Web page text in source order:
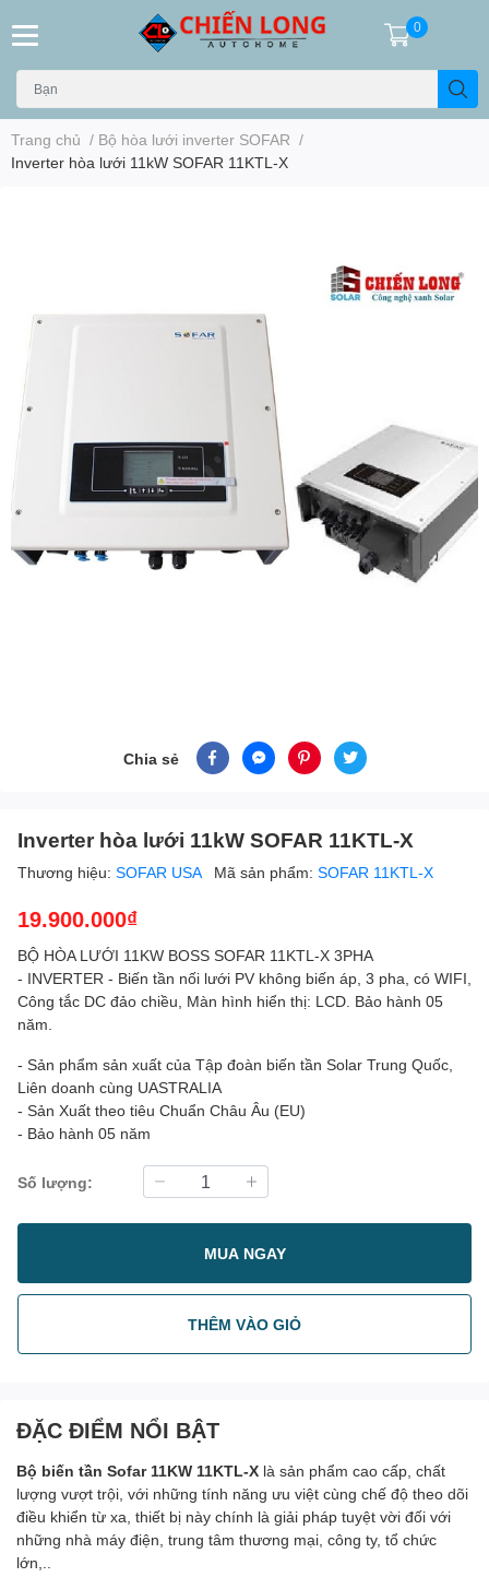
0
Trang chủ / Bộ hòa lưới inverter SOFAR /
Inverter hòa lưới 11kW SOFAR 11KTL-X
Chia sẻ
Inverter hòa lưới 11kW SOFAR 11KTL-X
Thương hiệu: SOFAR USA Mã sản phẩm: SOFAR 11KTL-X
19.900.000₫
BỘ HÒA LƯỚI 11KW BOSS SOFAR 11KTL-X 3PHA
- INVERTER - Biến tần nối lưới PV không biến áp, 3 pha, có WIFI,
Công tắc DC đảo chiều, Màn hình hiển thị: LCD. Bảo hành 05
năm.
- Sản phẩm sản xuất của Tập đoàn biến tần Solar Trung Quốc,
Liên doanh cùng UASTRALIA
- Sản Xuất theo tiêu Chuẩn Châu Âu (EU)
- Bảo hành 05 năm
Số lượng:
MUA NGAY
THÊM VÀO GIỎ
ĐẶC ĐIỂM NỔI BẬT
Bộ biến tần Sofar 11KW 11KTL-X là sản phẩm cao cấp, chất
lượng vượt trội, với những tính năng ưu việt cùng chế độ theo dõi
điều khiển từ xa, thiết bị này chính là giải pháp tuyệt vời đối với
những nhà máy điện, trung tâm thương mại, công ty, tổ chức
lớn,..